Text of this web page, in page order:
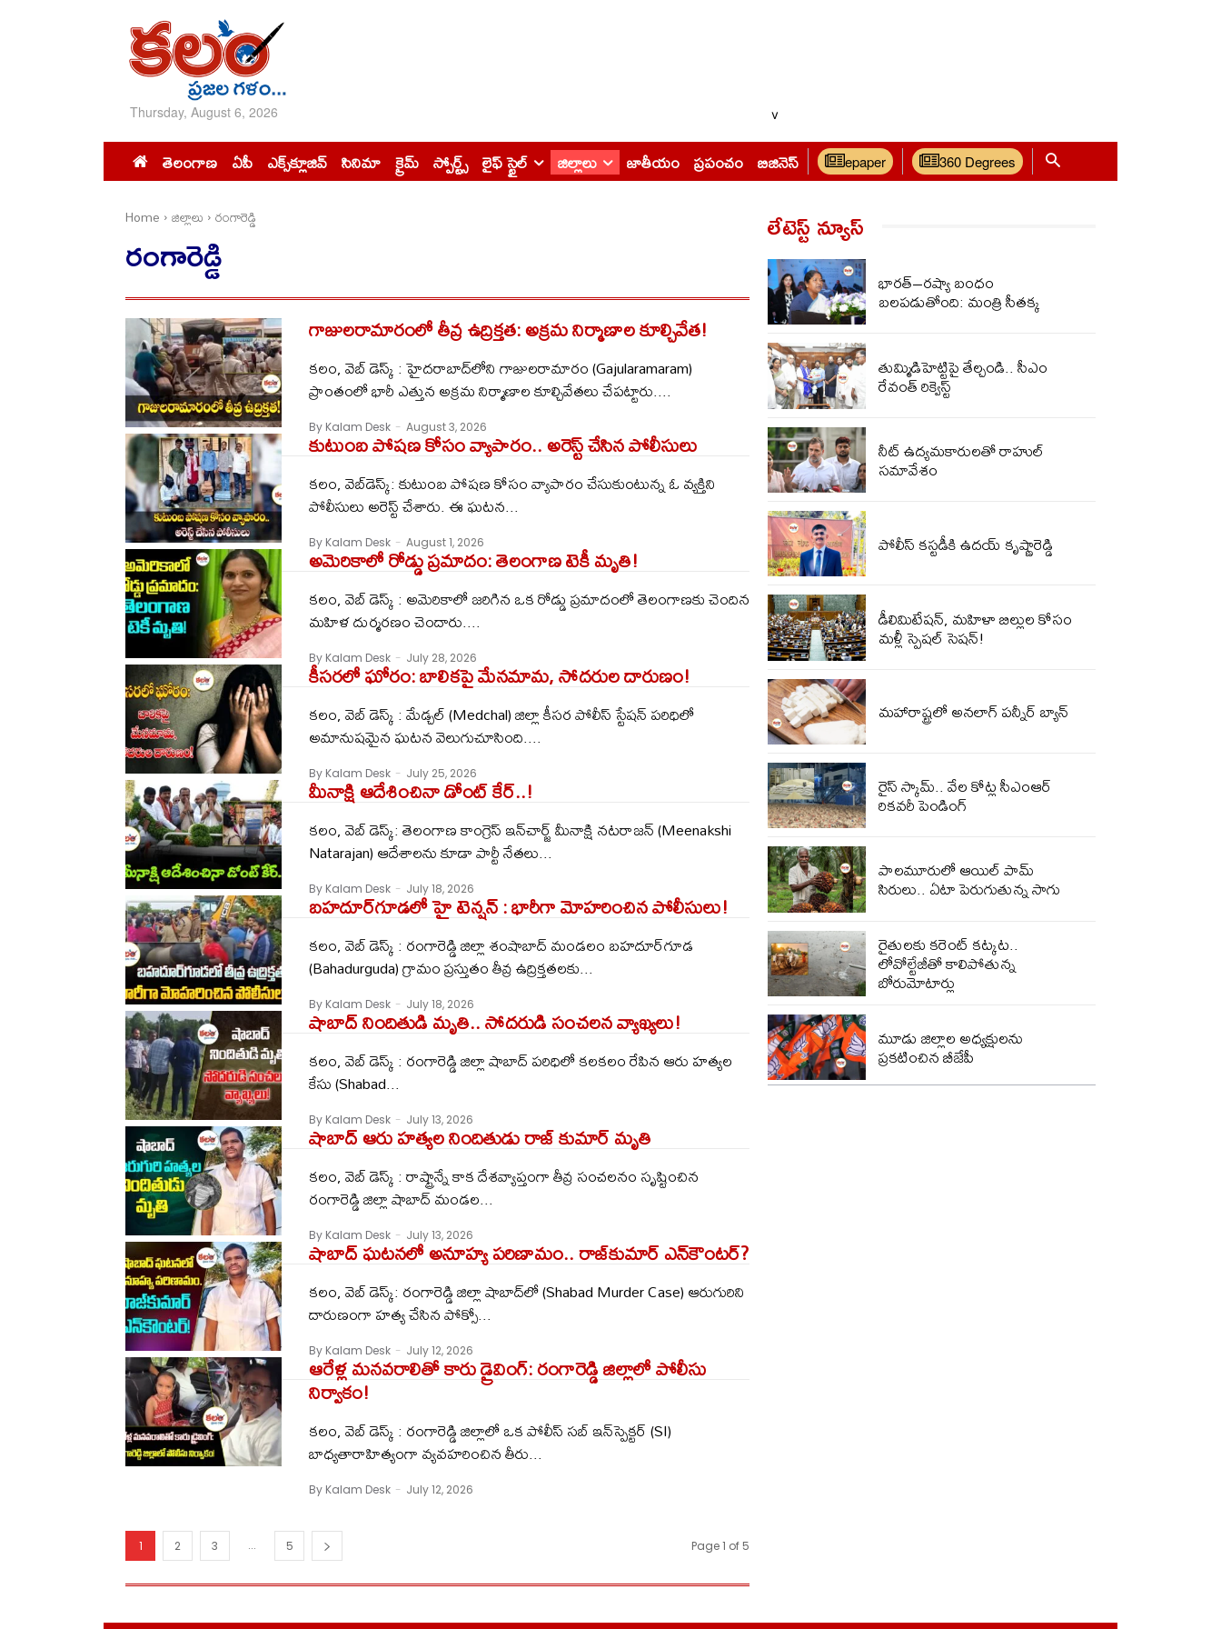
Thursday, August 6, 2026 v
తెలంగాణ ఏపీ ఎక్స్‌క్లూజివ్‌ సినిమా క్రైమ్ స్పోర్ట్స్ లైఫ్ స్టైల్ జిల్లాలు జాతీయం ప్రపంచం బిజినెస్ epaper 360 Degrees
Home జిల్లాలు రంగారెడ్డి
రంగారెడ్డి
గాజులరామారంలో తీవ్ర ఉద్రిక్తత: అక్రమ నిర్మాణాల కూల్చివేత!
కలం, వెబ్ డెస్క్ : హైదరాబాద్‌లోని గాజులరామారం (Gajularamaram)
ప్రాంతంలో భారీ ఎత్తున అక్రమ నిర్మాణాల కూల్చివేతలు చేపట్టారు....
By Kalam Desk - August 3, 2026
కుటుంబ పోష‌ణ కోసం వ్యాపారం.. అరెస్ట్ చేసిన పోలీసులు
క‌లం, వెబ్‌డెస్క్‌: కుటుంబ పోష‌ణ కోసం వ్యాపారం చేసుకుంటున్న ఓ వ్య‌క్తిని
పోలీసులు అరెస్ట్ చేశారు. ఈ ఘ‌ట‌న...
By Kalam Desk - August 1, 2026
అమెరికాలో రోడ్డు ప్రమాదం: తెలంగాణ టెకీ మృతి!
కలం, వెబ్ డెస్క్ : అమెరికాలో జరిగిన ఒక రోడ్డు ప్రమాదంలో తెలంగాణకు చెందిన
మహిళ దుర్మరణం చెందారు....
By Kalam Desk - July 28, 2026
కీసరలో ఘోరం: బాలికపై మేనమామ, సోదరుల దారుణం!
కలం, వెబ్ డెస్క్ : మేడ్చల్ (Medchal) జిల్లా కీసర పోలీస్ స్టేషన్ పరిధిలో
అమానుషమైన ఘటన వెలుగుచూసింది....
By Kalam Desk - July 25, 2026
మీనాక్షి ఆదేశించినా డోంట్ కేర్..!
క‌లం, వెబ్ డెస్క్‌: తెలంగాణ కాంగ్రెస్ ఇన్‌చార్జ్ మీనాక్షి న‌ట‌రాజ‌న్ (Meenakshi
Natarajan) ఆదేశాల‌ను కూడా పార్టీ నేత‌లు...
By Kalam Desk - July 18, 2026
బహదూర్‌గూడలో హై టెన్షన్ : భారీగా మోహరించిన పోలీసులు!
కలం, వెబ్ డెస్క్ : రంగారెడ్డి జిల్లా శంషాబాద్ మండలం బహదూర్‌గూడ
(Bahadurguda) గ్రామం ప్రస్తుతం తీవ్ర ఉద్రిక్తతలకు...
By Kalam Desk - July 18, 2026
షాబాద్ నిందితుడి మృతి.. సోదరుడి సంచలన వ్యాఖ్యలు!
కలం, వెబ్ డెస్క్ : రంగారెడ్డి జిల్లా షాబాద్‌ పరిధిలో కలకలం రేపిన ఆరు హత్యల
కేసు (Shabad...
By Kalam Desk - July 13, 2026
షాబాద్ ఆరు హత్యల నిందితుడు రాజ్ కుమార్ మృతి
కలం, వెబ్ డెస్క్ : రాష్ట్రాన్నే కాక దేశవ్యాప్తంగా తీవ్ర సంచలనం సృష్టించిన
రంగారెడ్డి జిల్లా షాబాద్‌ మండల...
By Kalam Desk - July 13, 2026
షాబాద్ ఘటనలో అనూహ్య పరిణామం.. రాజ్‌కుమార్ ఎన్‌కౌంటర్?
కలం, వెబ్ డెస్క్: రంగారెడ్డి జిల్లా షాబాద్‌లో (Shabad Murder Case) ఆరుగురిని
దారుణంగా హత్య చేసిన పోక్సో...
By Kalam Desk - July 12, 2026
ఆరేళ్ల మనవరాలితో కారు డ్రైవింగ్: రంగారెడ్డి జిల్లాలో పోలీసు
నిర్వాకం!
కలం, వెబ్ డెస్క్ : రంగారెడ్డి జిల్లాలో ఒక పోలీస్ సబ్ ఇన్‌స్పెక్టర్ (SI)
బాధ్యతారాహిత్యంగా వ్యవహరించిన తీరు...
By Kalam Desk - July 12, 2026
1 2 3 ... 5 Page 1 of 5
లేటెస్ట్ న్యూస్‌
భార‌త్‌–ర‌ష్యా బంధం
బ‌ల‌ప‌డుతోంది: మంత్రి సీతక్క
తుమ్మిడిహెట్టిపై తేల్చండి.. సీఎం
రేవంత్‌ రిక్వెస్ట్
నీట్ ఉద్యమకారులతో రాహుల్
సమావేశం
పోలీస్ కస్టడీకి ఉదయ్ కృష్ణారెడ్డి
డీలిమిటేషన్, మహిళా బిల్లుల కోసం
మళ్లీ స్పెషల్ సెషన్!
మహారాష్ట్రలో అనలాగ్ పన్నీర్‌ బ్యాన్‌
రైస్ స్కామ్.. వేల కోట్ల‌ సీఎంఆర్
రికవరీ పెండింగ్
పాలమూరులో ఆయిల్ పామ్
సిరులు.. ఏటా పెరుగుతున్న సాగు
రైతులకు కరెంట్ కట్కట..
లోవోల్టేజీతో కాలిపోతున్న
బోరుమోటార్లు
మూడు జిల్లాల అధ్యక్షులను
ప్రకటించిన బీజేపీ